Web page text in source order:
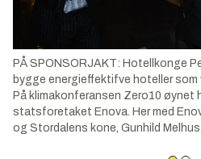
PÅ SPONSORJAKT: Hotellkonge
bygge energieffektifve hoteller som
På klimakonferansen Zero10 øynet
statsforetaket Enova. Her med
og Stordalens kone, Gunhild Melhus.